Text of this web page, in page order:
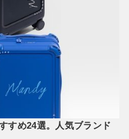
すめ24選。人気ブランド